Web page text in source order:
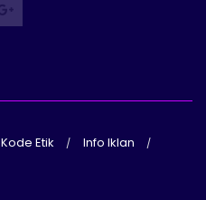
Kode Etik
Info Iklan